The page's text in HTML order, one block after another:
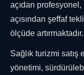
açıdan profesyonel,
açısından şeffaf
ölçüde artırmaktadır.
Sağlık turizmi
yönetimi,